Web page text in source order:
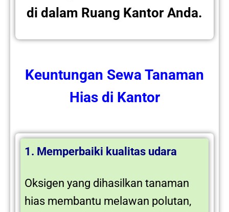
di dalam Ruang Kantor Anda.
Keuntungan Sewa Tanaman
Hiasdi Kantor
1. Memperbaiki kualitas udara
Oksigen yang dihasilkan tanaman
hias membantu melawan polutan,